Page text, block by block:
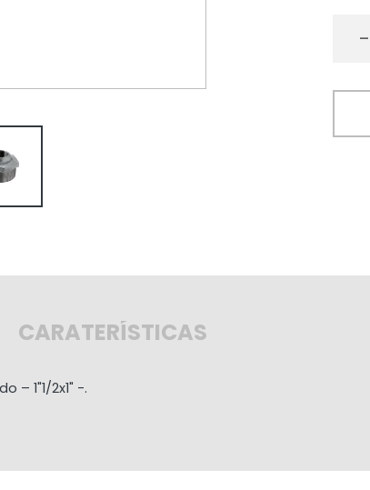
-
CARATERÍSTICAS
– 1"1/2x1" -.